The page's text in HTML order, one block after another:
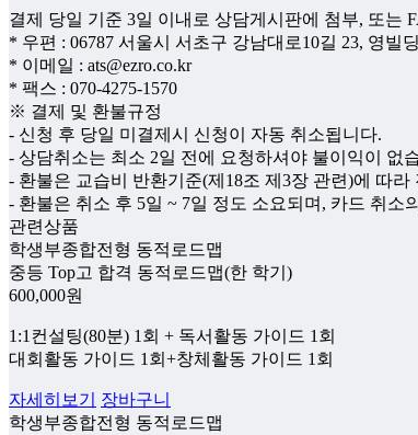
결제 당일 기준 3일 이내로 상담게시판에 첨부, 또는
* 우편 : 06787 서울시 서초구 강남대로10길 23, 영빌
* 이메일 : ats@ezro.co.kr
* 팩스 : 070-4275-1570
※ 결제 및 환불규정
- 신청 후 당일 미결제시 신청이 자동 취소됩니다.
- 상담취소는 최소 2일 전에 요청하셔야 불이익이 없
- 환불은 교습비 반환기준(제18조 제3장 관련)에 따라
- 환불은 취소 후 5일 ~ 7일 정도 소요되며, 카드 취소
관련상품
학생부종합전형 동적로드맵
중등 Top고 합격 동적로드맵(한 학기)
600,000원
1:1컨설팅(80분) 1회 + 독서활동 가이드 1회
대회활동 가이드 1회+창체활동 가이드 1회
자세히보기
장바구니
학생부종합전형 동적로드맵